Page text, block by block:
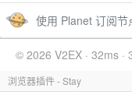
使用 Planet 订阅节
© 2026 V2EX · 32ms ·
浏览器插件 - Stay